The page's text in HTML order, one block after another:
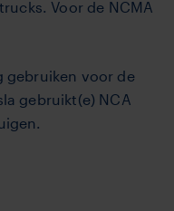
Voor de NCMA
gebruiken voor de
gebruikt(e) NCA